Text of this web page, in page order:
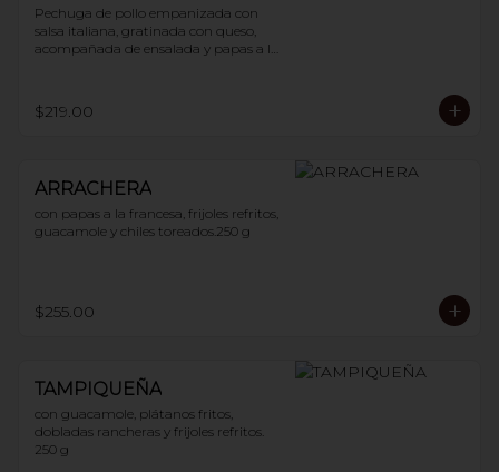
Pechuga de pollo empanizada con
salsa italiana, gratinada con queso,
acompañada de ensalada y papas a la
$219.00
ARRACHERA
con papas a la francesa, frijoles refritos,
guacamole y chiles toreados.250 g
$255.00
TAMPIQUEÑA
con guacamole, plátanos fritos,
dobladas rancheras y frijoles refritos.
250 g